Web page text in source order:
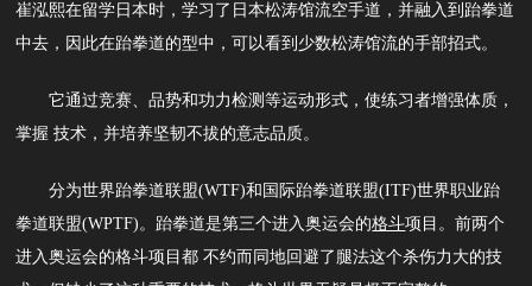
崔泓熙在留学日本时，学习了日本松涛馆流空手道，并融入到跆拳道
中去，因此在跆拳道的型中，可以看到少数松涛馆流的手部招式。
它通过竞赛、品势和功力检测等运动形式，使练习者增强体质，
掌握 技术，并培养坚韧不拔的意志品质。
分为世界跆拳道联盟(WTF)和国际跆拳道联盟(ITF)世界职业跆
拳道联盟(WPTF)。跆拳道是第三个进入奥运会的格斗项目。前两个
进入奥运会的格斗项目都 不约而同地回避了腿法这个杀伤力大的技